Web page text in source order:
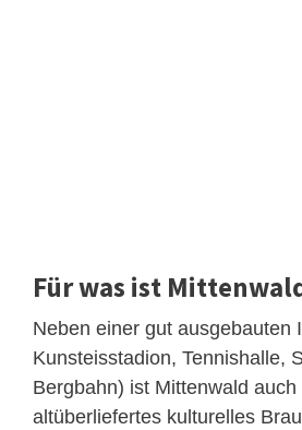
Für was ist
Neben einer gut ausgebauten
Kunsteisstadion, Tennishalle,
Bergbahn) ist Mittenwald
altüberliefertes kulturelles